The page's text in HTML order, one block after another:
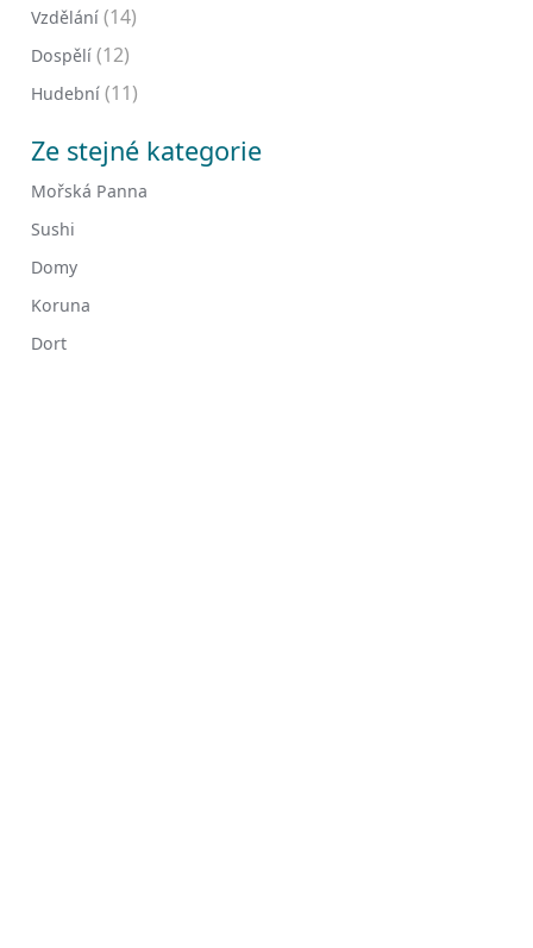
Vzdělání (14)
Dospělí (12)
Hudební (11)
Ze stejné kategorie
Mořská Panna
Sushi
Domy
Koruna
Dort